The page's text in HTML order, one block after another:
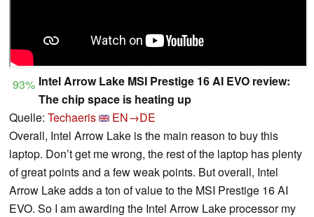
93% Intel Arrow Lake MSI Prestige 16 AI EVO review:
The chip space is heating up
Quelle: Techaeris
EN→DE
Overall, Intel Arrow Lake is the main reason to buy this
laptop. Don’t get me wrong, the rest of the laptop has plenty
of great points and a few weak points. But overall, Intel
Arrow Lake adds a ton of value to the MSI Prestige 16 AI
EVO. So I am awarding the Intel Arrow Lake processor my